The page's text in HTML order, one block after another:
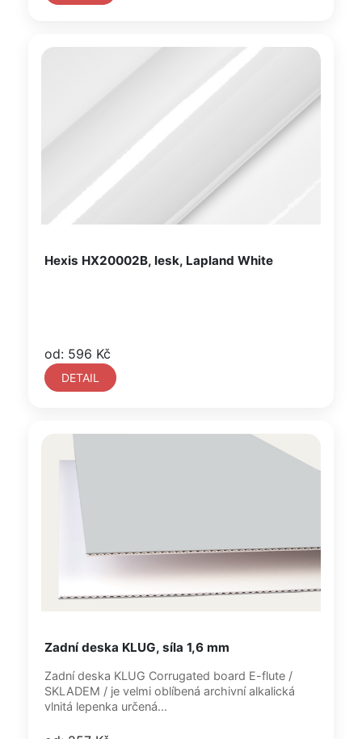
Hexis HX20002B, lesk, Lapland White
od: 596 Kč
DETAIL
Zadní deska KLUG, síla 1,6 mm
Zadní deska KLUG Corrugated board E-flute /
SKLADEM / je velmi oblíbená archivní alkalická
vlnitá lepenka určená...